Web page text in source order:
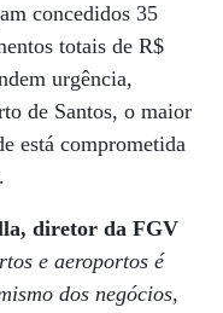
concedidos 35
totais de R$
urgência,
de Santos, o maior
está comprometida
diretor da FGV
e aeroportos é
dos negócios,